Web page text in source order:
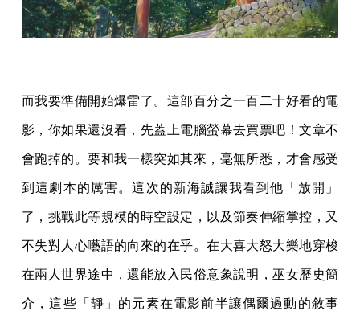
而我要準備開始爆雷了。這部百分之一百二十好看的電
影，你如果還沒看，先蓋上電腦螢幕去買票吧！文章不
會跑掉的。要和我一樣突如其來，毫無所悉，才會感受
到這劇本的厲害。這次的新海誠讓我看到他「放開」
了，挑戰此等規模的時空設定，以及節奏伸縮掌控，又
不失對人心囈語的向來的在乎。在大喜大怒大樂地穿梭
在兩人世界途中，還能放入民俗意象說明，巫女歷史簡
介，這些「靜」的元素在電影前半讓偶爾過動的敘事